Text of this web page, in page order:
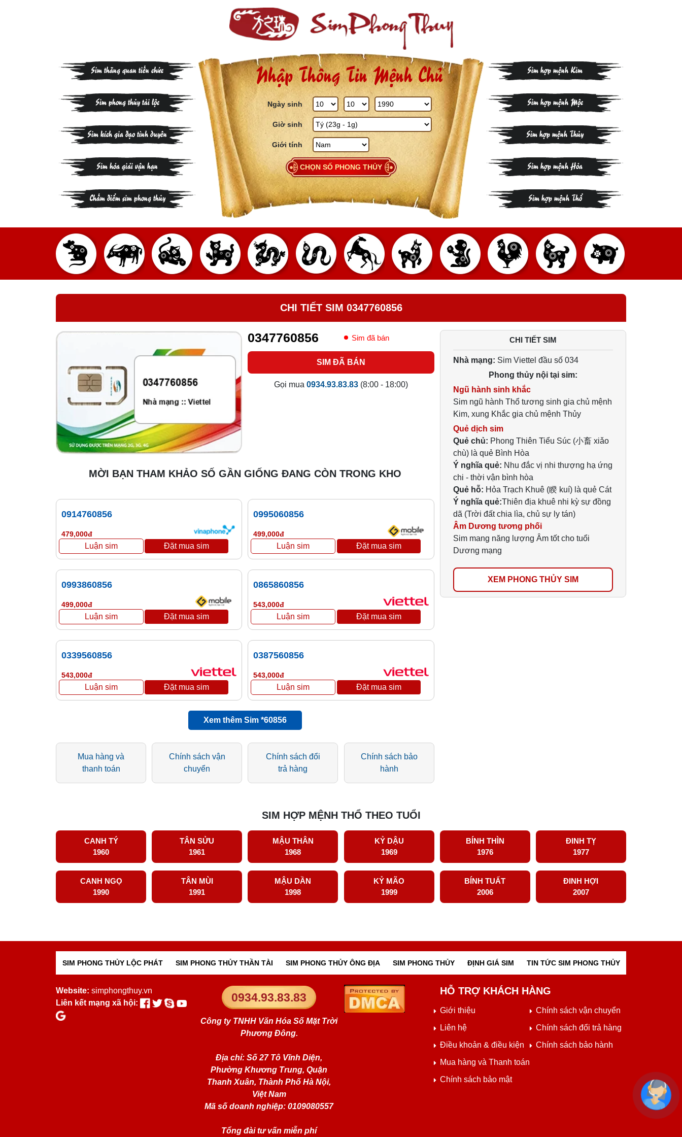
Sim thăng quan tiến chức
Sim phong thủy tài lộc
Sim kích gia đạo tình duyên
Sim hóa giải vận hạn
Chấm điểm sim phong thủy
Nhập Thông Tin Mệnh Chủ
Ngày sinh
Giờ sinh
Giới tính
CHỌN SỐ PHONG THỦY
Sim hợp mệnh Kim
Sim hợp mệnh Mộc
Sim hợp mệnh Thủy
Sim hợp mệnh Hỏa
Sim hợp mệnh Thổ
CHI TIẾT SIM 0347760856
0347760856 Sim đã bán
SIM ĐÃ BÁN
Gọi mua 0934.93.83.83(8:00 - 18:00)
MỜI BẠN THAM KHẢO SỐ GẦN GIỐNG ĐANG CÒN TRONG KHO
0914760856
479,000đ
0995060856
499,000đ
0993860856
499,000đ
0865860856
543,000đ
0339560856
543,000đ
0387560856
543,000đ
Xem thêm Sim *60856
Mua hàng và
thanh toán
Chính sách vận
chuyển
Chính sách đổi
trả hàng
Chính sách bảo
hành
CHI TIẾT SIM
Nhà mạng: Sim Viettel đầu số 034
Phong thủy nội tại sim:
Ngũ hành sinh khắc
Sim ngũ hành Thổ tương sinh gia chủ mệnh
Kim, xung Khắc gia chủ mệnh Thủy
Quẻ dịch sim
Quẻ chủ: Phong Thiên Tiểu Súc (小畜 xiǎo
chù) là quẻ Bình Hòa
Ý nghĩa quẻ: Nhu đắc vị nhi thượng hạ ứng
chi - thời vận bình hòa
Quẻ hỗ: Hỏa Trạch Khuê (睽 kuí) là quẻ Cát
Ý nghĩa quẻ:Thiên địa khuê nhi kỳ sự đồng
dã (Trời đất chia lìa, chủ sự ly tán)
Âm Dương tương phối
Sim mang năng lượng Âm tốt cho tuổi
Dương mạng
XEM PHONG THỦY SIM
SIM HỢP MỆNH THỔ THEO TUỔI
CANH TÝ
1960
TÂN SỬU
1961
MẬU THÂN
1968
KỶ DẬU
1969
BÍNH THÌN
1976
ĐINH TỴ
1977
CANH NGỌ
1990
TÂN MÙI
1991
MẬU DẦN
1998
KỶ MÃO
1999
BÍNH TUẤT
2006
ĐINH HỢI
2007
SIM PHONG THỦY LỘC PHÁT SIM PHONG THỦY THẦN TÀI SIM PHONG THỦY ÔNG ĐỊA SIM PHONG THỦY ĐỊNH GIÁ SIM TIN TỨC SIM PHONG THỦY
Website: simphongthuy.vn
Liên kết mạng xã hội:
0934.93.83.83
Công ty TNHH Văn Hóa Số Mặt Trời
Phương Đông.
Địa chỉ: Số 27 Tô Vĩnh Diện,
Phường Khương Trung, Quận
Thanh Xuân, Thành Phố Hà Nội,
Việt Nam
Mã số doanh nghiệp: 0109080557
Tổng đài tư vấn miễn phí
HỖ TRỢ KHÁCH HÀNG
Giới thiệu
Liên hệ
Điều khoản & điều kiện
Mua hàng và Thanh toán
Chính sách bảo mật
Chính sách vận chuyển
Chính sách đổi trả hàng
Chính sách bảo hành